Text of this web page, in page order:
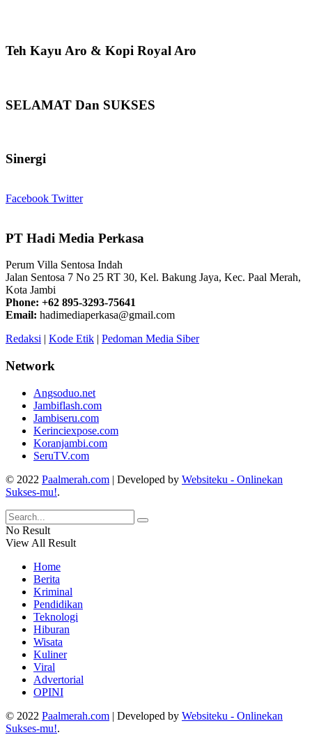
Teh Kayu Aro & Kopi Royal Aro
SELAMAT Dan SUKSES
Sinergi
Facebook Twitter
PT Hadi Media Perkasa
Perum Villa Sentosa Indah
Jalan Sentosa 7 No 25 RT 30, Kel. Bakung Jaya, Kec. Paal Merah,
Kota Jambi
Phone: +62 895-3293-75641
Email: hadimediaperkasa@gmail.com
Redaksi | Kode Etik | Pedoman Media Siber
Network
Angsoduo.net
Jambiflash.com
Jambiseru.com
Kerinciexpose.com
Koranjambi.com
SeruTV.com
© 2022 Paalmerah.com | Developed by Websiteku - Onlinekan
Sukses-mu!.
No Result
View All Result
Home
Berita
Kriminal
Pendidikan
Teknologi
Hiburan
Wisata
Kuliner
Viral
Advertorial
OPINI
© 2022 Paalmerah.com | Developed by Websiteku - Onlinekan
Sukses-mu!.